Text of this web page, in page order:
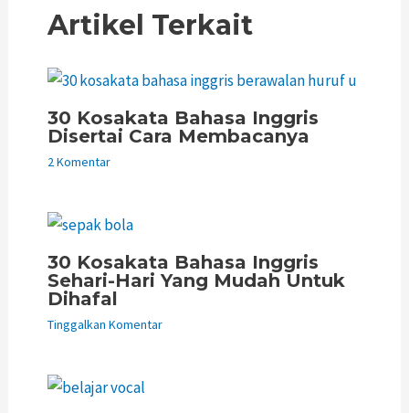
Artikel Terkait
30 Kosakata Bahasa Inggris
Disertai Cara Membacanya
2 Komentar
30 Kosakata Bahasa Inggris
Sehari-Hari Yang Mudah Untuk
Dihafal
Tinggalkan Komentar